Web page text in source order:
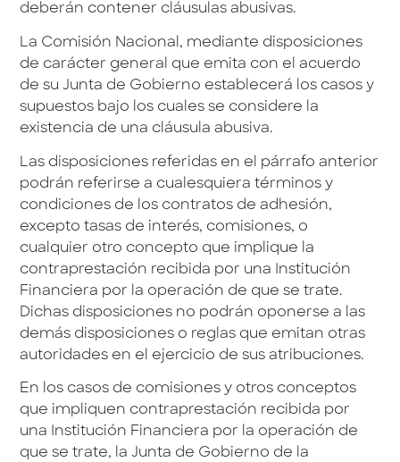
deberán contener cláusulas abusivas.
La Comisión Nacional, mediante disposiciones
de carácter general que emita con el acuerdo
de su Junta de Gobierno establecerá los casos y
supuestos bajo los cuales se considere la
existencia de una cláusula abusiva.
Las disposiciones referidas en el párrafo anterior
podrán referirse a cualesquiera términos y
condiciones de los contratos de adhesión,
excepto tasas de interés, comisiones, o
cualquier otro concepto que implique la
contraprestación recibida por una Institución
Financiera por la operación de que se trate.
Dichas disposiciones no podrán oponerse a las
demás disposiciones o reglas que emitan otras
autoridades en el ejercicio de sus atribuciones.
En los casos de comisiones y otros conceptos
que impliquen contraprestación recibida por
una Institución Financiera por la operación de
que se trate, la Junta de Gobierno de la